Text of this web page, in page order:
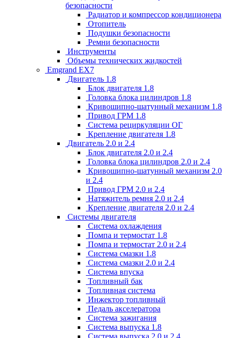
безопасности
Радиатор и компрессор кондиционера
Отопитель
Подушки безопасности
Ремни безопасности
Инструменты
Объемы технических жидкостей
Emgrand EX7
Двигатель 1.8
Блок двигателя 1.8
Головка блока цилиндров 1.8
Кривошипно-шатунный механизм 1.8
Привод ГРМ 1.8
Система рециркуляции ОГ
Крепление двигателя 1.8
Двигатель 2.0 и 2.4
Блок двигателя 2.0 и 2.4
Головка блока цилиндров 2.0 и 2.4
Кривошипно-шатунный механизм 2.0
и 2.4
Привод ГРМ 2.0 и 2.4
Натяжитель ремня 2.0 и 2.4
Крепление двигателя 2.0 и 2.4
Системы двигателя
Система охлаждения
Помпа и термостат 1.8
Помпа и термостат 2.0 и 2.4
Система смазки 1.8
Система смазки 2.0 и 2.4
Система впуска
Топливный бак
Топливная система
Инжектор топливный
Педаль акселератора
Система зажигания
Система выпуска 1.8
Система выпуска 2.0 и 2.4